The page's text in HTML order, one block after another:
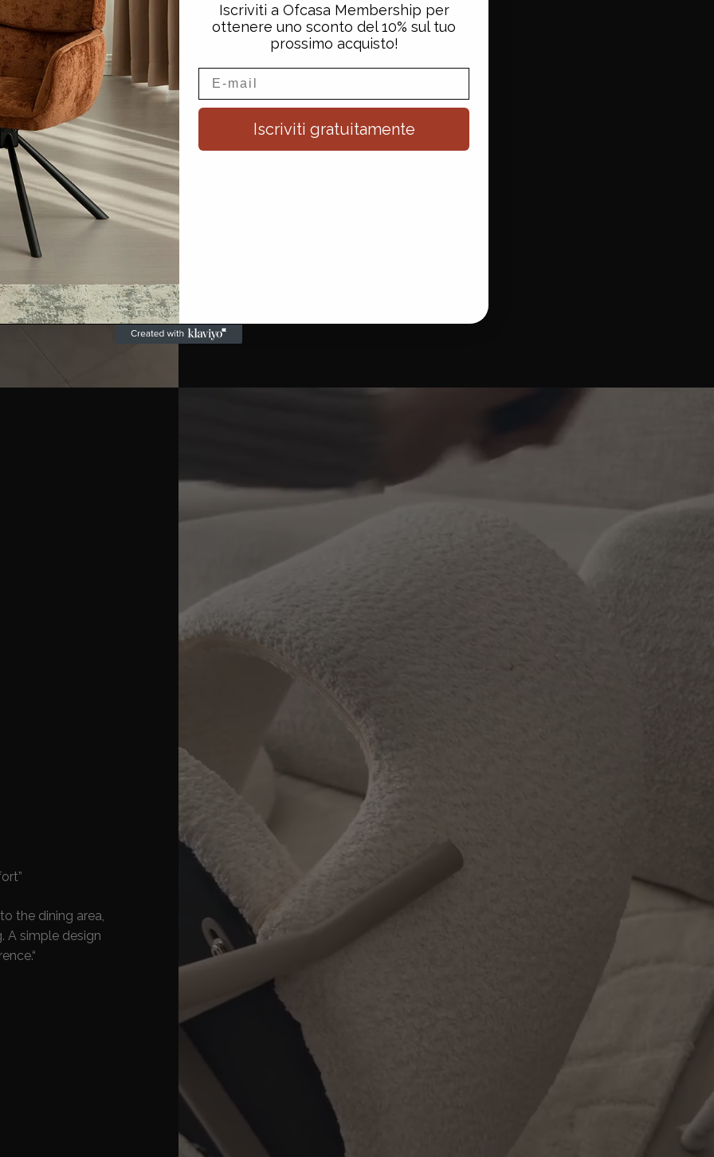
accogliente."
the dining area,
A simple design
Iscriviti a Ofcasa Membership per
ottenere uno sconto del 10% sul tuo
prossimo acquisto!
Iscriviti gratuitamente